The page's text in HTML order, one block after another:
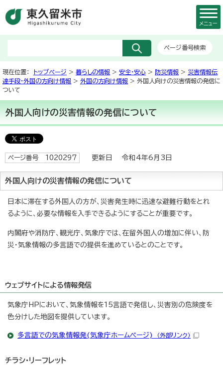
ページ番号検索
メニュー
現在位置： トップページ > 暮らしの情報 > 安全・安心 > 防災情報 > 災害情報伝
達手段・外国の方向け情報 > 外国の方向け情報 > 外国人向けの災害情報の発信に
ついて
外国人向けの災害情報の発信について
ページ番号 1020297 更新日 令和4年6月3日
外国人向けの災害情報の発信について
日本に滞在する外国人の方が、災害発生時に迅速な避難行動をとれ
るように、必要な情報を入手できるようにすることが重要です。
内閣府や消防庁、観光庁、気象庁では、在留外国人の増加に伴い、防
災・気象情報の多言語での提供を進めているとのことです。
ウェブサイトによる情報発信
気象庁HPにおいて、気象情報を15言語で発信し、災害別の危険度を
色分けした地図を提供しています。
多言語での気象情報発(気象庁ホームページ) （外部リンク）
チラシ・リーフレット